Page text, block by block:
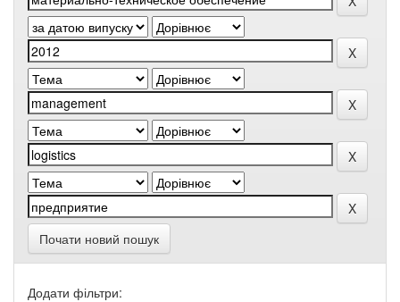
Почати новий пошук
Додати фільтри: